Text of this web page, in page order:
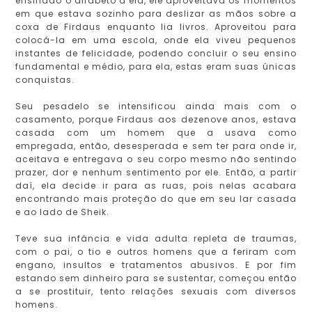
em que estava sozinho para deslizar as mãos sobre a
coxa de Firdaus enquanto lia livros. Aproveitou para
colocá-la em uma escola, onde ela viveu pequenos
instantes de felicidade, podendo concluir o seu ensino
fundamental e médio, para ela, estas eram suas únicas
conquistas.
Seu pesadelo se intensificou ainda mais com o
casamento, porque Firdaus aos dezenove anos, estava
casada com um homem que a usava como
empregada, então, desesperada e sem ter para onde ir,
aceitava e entregava o seu corpo mesmo não sentindo
prazer, dor e nenhum sentimento por ele. Então, a partir
daí, ela decide ir para as ruas, pois nelas acabara
encontrando mais proteção do que em seu lar casada
e ao lado de Sheik.
Teve sua infância e vida adulta repleta de traumas,
com o pai, o tio e outros homens que a feriram com
engano, insultos e tratamentos abusivos. E por fim
estando sem dinheiro para se sustentar, começou então
a se prostituir, tento relações sexuais com diversos
homens.